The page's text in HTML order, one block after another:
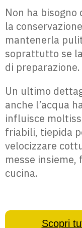
Non ha
la
mantenerla
soprattutto se
di preparazione.
Un ultimo
anche l’acqua
influisce
friabili, tiepida
velocizzare
messe
cucina.
Scopri